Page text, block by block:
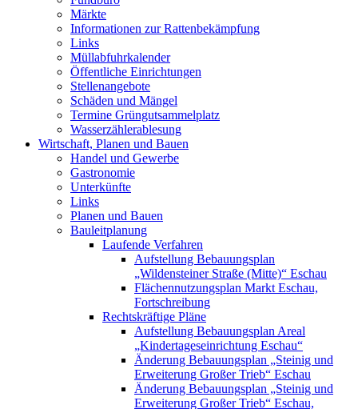
Märkte
Informationen zur Rattenbekämpfung
Links
Müllabfuhrkalender
Öffentliche Einrichtungen
Stellenangebote
Schäden und Mängel
Termine Grüngutsammelplatz
Wasserzählerablesung
Wirtschaft, Planen und Bauen
Handel und Gewerbe
Gastronomie
Unterkünfte
Links
Planen und Bauen
Bauleitplanung
Laufende Verfahren
Aufstellung Bebauungsplan
„Wildensteiner Straße (Mitte)“ Eschau
Flächennutzungsplan Markt Eschau,
Fortschreibung
Rechtskräftige Pläne
Aufstellung Bebauungsplan Areal
„Kindertageseinrichtung Eschau“
Änderung Bebauungsplan „Steinig und
Erweiterung Großer Trieb“ Eschau
Änderung Bebauungsplan „Steinig und
Erweiterung Großer Trieb“ Eschau,